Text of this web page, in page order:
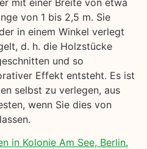
von 1 bis 2,5 m. Sie
in einem Winkel verlegt
d. h. die Holzstücke
und so
Effekt entsteht. Es ist
selbst zu verlegen, aus
wenn Sie dies von
in Kolonie Am See, Berlin.